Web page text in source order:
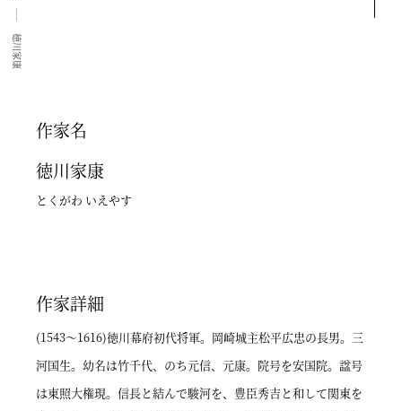
徳川家康
作家名
徳川家康
とくがわ いえやす
作家詳細
(1543～1616)徳川幕府初代将軍。岡崎城主松平広忠の長男。三
河国生。幼名は竹千代、のち元信、元康。院号を安国院。諡号
は東照大権現。信長と結んで駿河を、豊臣秀吉と和して関東を